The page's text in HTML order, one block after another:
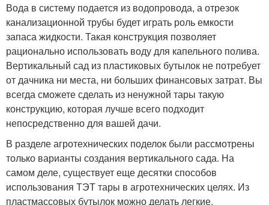
Вода в систему подается из водопровода, а отрезок
канализационной трубы будет играть роль емкости
запаса жидкости. Такая конструкция позволяет
рационально использовать воду для капельного полива.
Вертикальный сад из пластиковых бутылок не потребует
от дачника ни места, ни больших финансовых затрат. Вы
всегда сможете сделать из ненужной тары такую
конструкцию, которая лучше всего подходит
непосредственно для вашей дачи.
В разделе агротехнических поделок были рассмотрены
только варианты создания вертикального сада. На
самом деле, существует еще десятки способов
использования ТЭТ тары в агротехнических целях. Из
пластмассовых бутылок можно делать легкие,